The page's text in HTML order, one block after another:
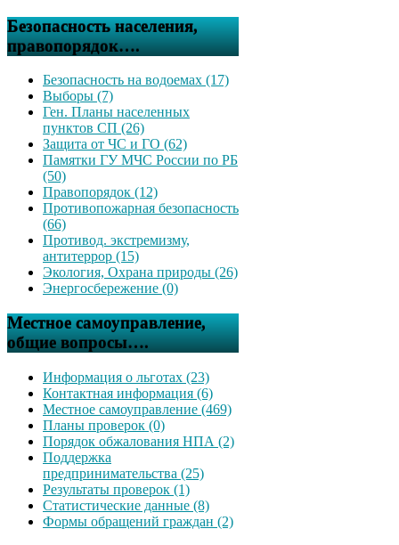
Безопасность населения,
правопорядок….
Безопасность на водоемах (17)
Выборы (7)
Ген. Планы населенных
пунктов СП (26)
Защита от ЧС и ГО (62)
Памятки ГУ МЧС России по РБ
(50)
Правопорядок (12)
Противопожарная безопасность
(66)
Противод. экстремизму,
антитеррор (15)
Экология, Охрана природы (26)
Энергосбережение (0)
Местное самоуправление,
общие вопросы….
Информация о льготах (23)
Контактная информация (6)
Местное самоуправление (469)
Планы проверок (0)
Порядок обжалования НПА (2)
Поддержка
предпринимательства (25)
Результаты проверок (1)
Статистические данные (8)
Формы обращений граждан (2)